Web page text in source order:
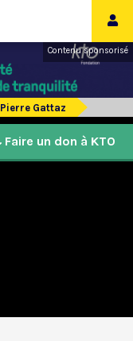
Contenu sponsorisé
Pierre Gattaz
Faire un don à KTO